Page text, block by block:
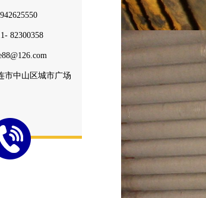
82300358
市中山区城市广场